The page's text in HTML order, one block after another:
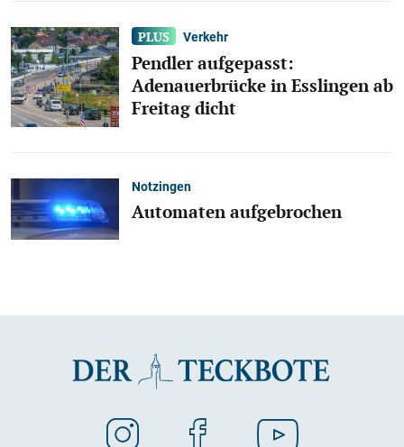
Verkehr
Pendler aufgepasst:
Adenauerbrücke in Esslingen ab
Freitag dicht
Notzingen
Automaten aufgebrochen